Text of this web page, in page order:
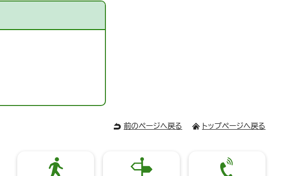
前のページへ戻る トップページへ戻る